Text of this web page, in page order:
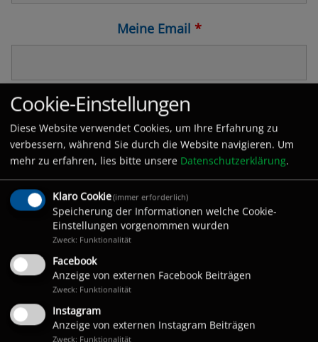
Meine Email *
Titel der Veranstaltung
Datum der Veranstaltung - bis
Cookie-Einstellungen
Diese Website verwendet Cookies, um Ihre Erfahrung zu
verbessern, während Sie durch die Website navigieren. Um
mehr zu erfahren, lies bitte unsere Datenschutzerklärung.
Klaro Cookie(immer erforderlich)
Speicherung der Informationen welche Cookie-
Einstellungen vorgenommen wurden
Zweck: Funktionalität
Facebook
Anzeige von externen Facebook Beiträgen
Zweck: Funktionalität
Instagram
Anzeige von externen Instagram Beiträgen
Zweck: Funktionalität